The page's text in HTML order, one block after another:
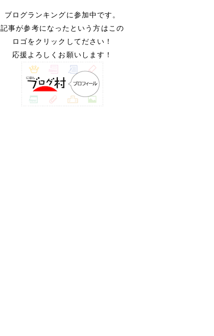
ブブログランキングに参加中です。
記事が参考になったという方はこの
ロゴをクリックしてださい！
応援よろしくお願いします！